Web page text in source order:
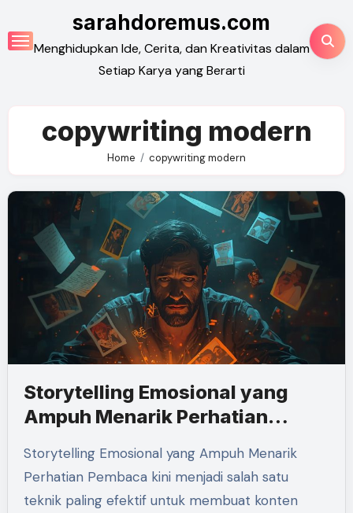
to
content
sarahdoremus.com
Menghidupkan Ide, Cerita, dan Kreativitas dalam
Setiap Karya yang Berarti
copywriting modern
Home copywriting modern
Storytelling Emosional yang
Ampuh Menarik Perhatian
Storytelling Emosional yang Ampuh Menarik
Perhatian Pembaca kini menjadi salah satu
teknik paling efektif untuk membuat konten